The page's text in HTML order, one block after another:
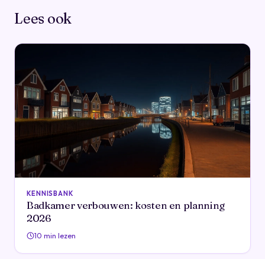
Lees ook
KENNISBANK
Badkamer verbouwen: kosten en planning
2026
10 min lezen